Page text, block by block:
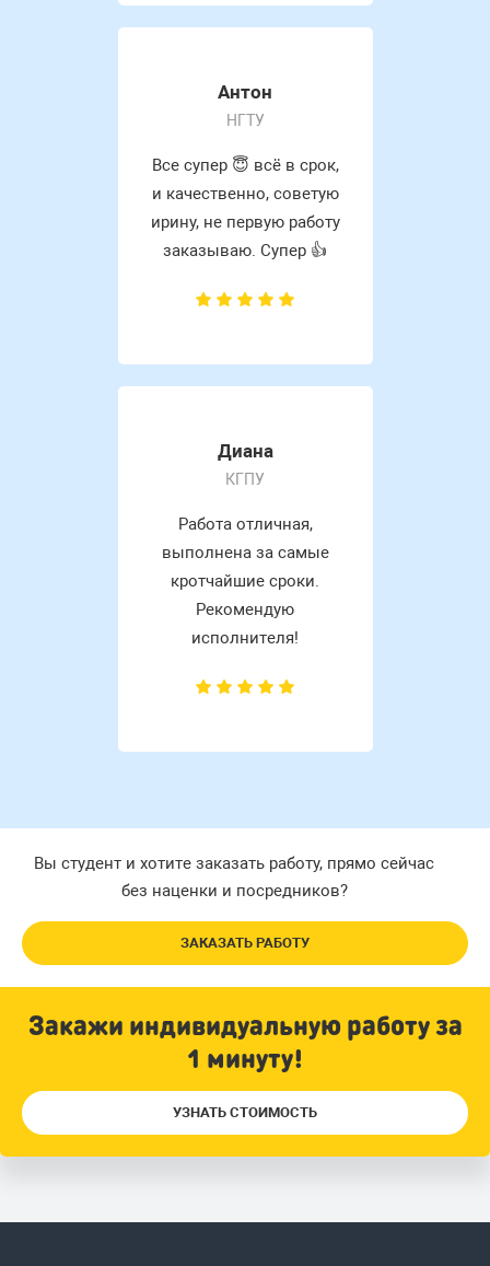
Антон
НГТУ
Все супер 😇 всё в срок,
и качественно, советую
ирину, не первую работу
заказываю. Супер 👍
Диана
КГПУ
Работа отличная,
выполнена за самые
кротчайшие сроки.
Рекомендую
исполнителя!
Вы студент и хотите заказать работу, прямо сейчас
без наценки и посредников?
ЗАКАЗАТЬ РАБОТУ
Закажи индивидуальную работу за
1 минуту!
УЗНАТЬ СТОИМОСТЬ